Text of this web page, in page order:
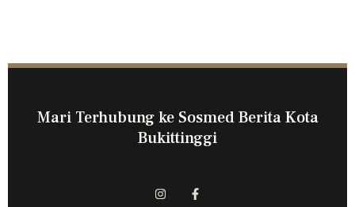
Mari Terhubung ke Sosmed Berita Kota
Bukittinggi